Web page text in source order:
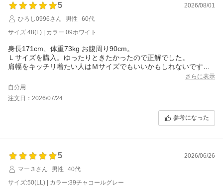
5
2026/08/01
ひろし0996さん
男性
60代
サイズ:48(L) | カラー:09ホワイト
身長171cm、体重73kg お腹周り90cm。
Ｌサイズを購入。ゆったりときたかったので正解でした。
肩幅をキッチリ着たい人はＭサイズでもいいかもしれないです
さらに表示
自分用
注文日：2026/07/24
参考になった
5
2026/06/26
マー３さん
男性
40代
サイズ:50(LL) | カラー:39チャコールグレー